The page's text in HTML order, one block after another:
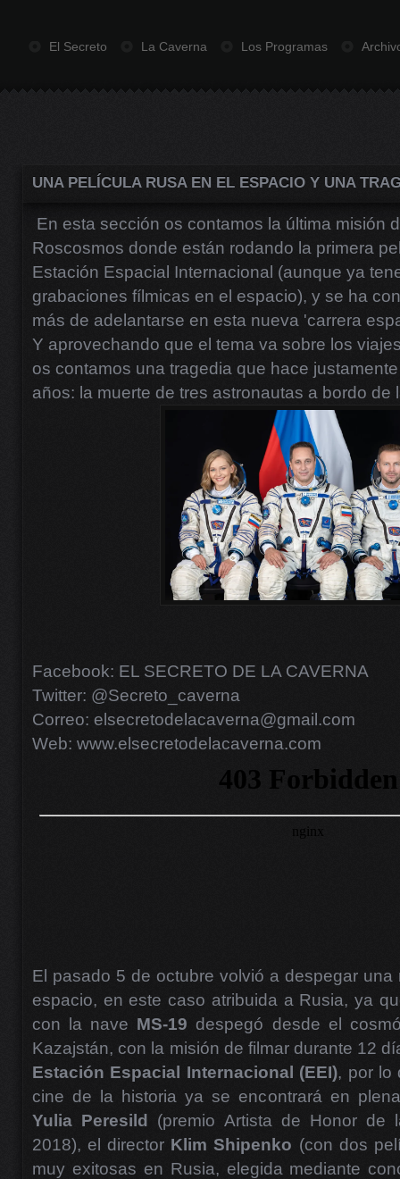
El Secreto La Caverna Los Programas
UNA PELÍCULA RUSA EN EL ESPACIO Y UNA
En esta sección os contamos la última misión
Roscosmos donde están rodando la primera
Estación Espacial Internacional (aunque ya
grabaciones fílmicas en el espacio), y se ha
más de adelantarse en esta nueva 'carrera
Y aprovechando que el tema va sobre los
os contamos una tragedia que hace
años: la muerte de tres astronautas a bordo de
Facebook: EL SECRETO DE LA CAVERNA
Twitter: @Secreto_caverna
Correo: elsecretodelacaverna@gmail.com
Web: www.elsecretodelacaverna.com
El pasado 5 de octubre volvió a despegar una
espacio, en este caso atribuida a Rusia, ya
con la nave MS-19 despegó desde el
Kazajstán, con la misión de filmar durante 12
Estación Espacial Internacional (EEI), por lo
cine de la historia ya se encontrará en
Yulia Peresild
(premio Artista de Honor de
2018), el director Klim Shipenko (con dos
muy exitosas en Rusia, elegida mediante